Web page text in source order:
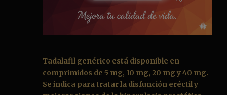
Tadalafil genérico está disponible en
comprimidos de 5 mg, 10 mg, 20 mg y 40 mg.
Se indica para tratar la disfunción eréctil y